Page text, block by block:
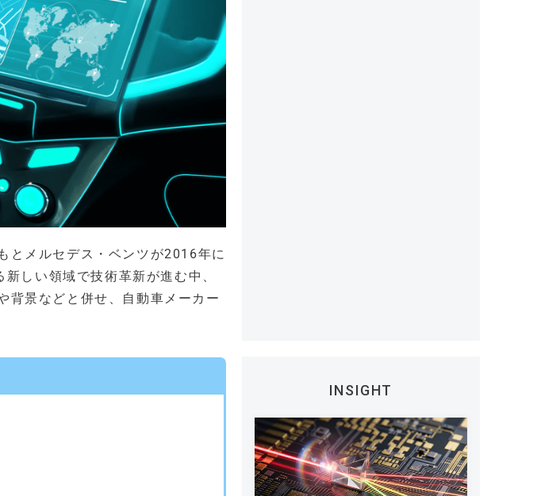
とメルセデス・ベンツが2016年に
しい領域で技術革新が進む中、
背景などと併せ、自動車メーカー
INSIGHT